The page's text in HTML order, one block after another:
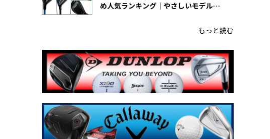
め人気ランキング｜やさしいモデルの
もっと読む